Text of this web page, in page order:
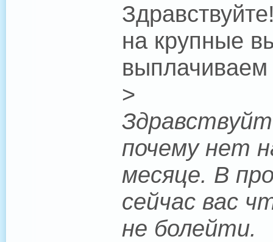
на крупные
>
почему нет
месяце. В
сейчас вас
не болейти.